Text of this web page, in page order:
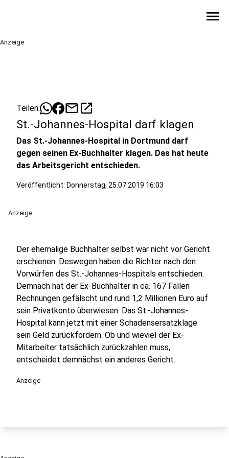
menu
Anzeige
Teilen: mailopen_in_new
St.-Johannes-Hospital darf klagen
Das St.-Johannes-Hospital in Dortmund darf
gegen seinen Ex-Buchhalter klagen. Das hat heute
das Arbeitsgericht entschieden.
Veröffentlicht: Donnerstag, 25.07.2019 16:03
Anzeige
Der ehemalige Buchhalter selbst war nicht vor Gericht
erschienen. Deswegen haben die Richter nach den
Vorwürfen des St.-Johannes-Hospitals entschieden.
Demnach hat der Ex-Buchhalter in ca. 167 Fällen
Rechnungen gefälscht und rund 1,2 Millionen Euro auf
sein Privatkonto überwiesen. Das St.-Johannes-
Hospital kann jetzt mit einer Schadensersatzklage
sein Geld zurückfordern. Ob und wieviel der Ex-
Mitarbeiter tatsächlich zurückzahlen muss,
entscheidet demnächst ein anderes Gericht.
Anzeige